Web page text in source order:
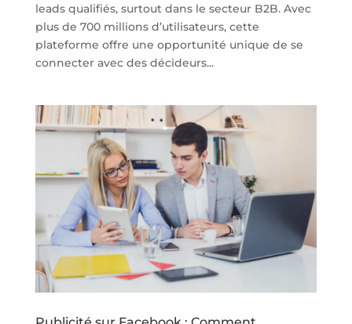
leads qualifiés, surtout dans le secteur B2B. Avec
plus de 700 millions d’utilisateurs, cette
plateforme offre une opportunité unique de se
connecter avec des décideurs...